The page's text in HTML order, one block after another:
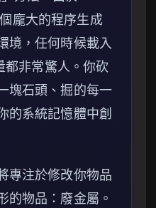
龐大的程序生成
境，任何時候載入
都非常驚人。你砍
塊石頭、掘的每一
的系統記憶體中創
專注於修改你物品
的物品：廢金屬。